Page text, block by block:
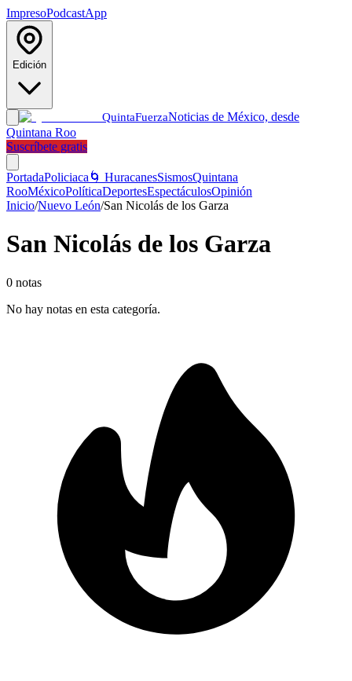
ImpresoPodcastApp
Edición
QuintaFuerzaNoticias de México, desde
Quintana Roo
Suscríbete gratis
PortadaPoliciaca 🌀 HuracanesSismosQuintana
RooMéxicoPolíticaDeportesEspectáculosOpinión
Inicio/Nuevo León/San Nicolás de los Garza
San Nicolás de los Garza
0 notas
No hay notas en esta categoría.